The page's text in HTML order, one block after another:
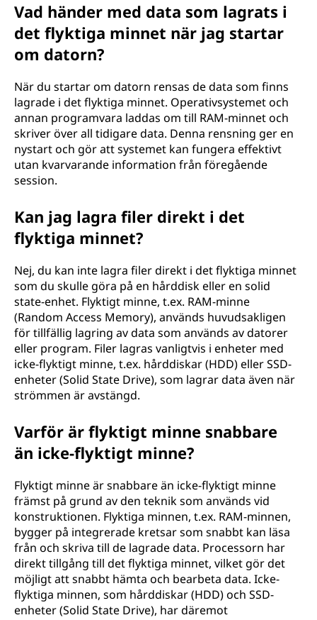
Vad händer med data som lagrats i
det flyktiga minnet när jag startar
om datorn?
När du startar om datorn rensas de data som finns
lagrade i det flyktiga minnet. Operativsystemet och
annan programvara laddas om till RAM-minnet och
skriver över all tidigare data. Denna rensning ger en
nystart och gör att systemet kan fungera effektivt
utan kvarvarande information från föregående
session.
Kan jag lagra filer direkt i det
flyktiga minnet?
Nej, du kan inte lagra filer direkt i det flyktiga minnet
som du skulle göra på en hårddisk eller en solid
state-enhet. Flyktigt minne, t.ex. RAM-minne
(Random Access Memory), används huvudsakligen
för tillfällig lagring av data som används av datorer
eller program. Filer lagras vanligtvis i enheter med
icke-flyktigt minne, t.ex. hårddiskar (HDD) eller SSD-
enheter (Solid State Drive), som lagrar data även när
strömmen är avstängd.
Varför är flyktigt minne snabbare
än icke-flyktigt minne?
Flyktigt minne är snabbare än icke-flyktigt minne
främst på grund av den teknik som används vid
konstruktionen. Flyktiga minnen, t.ex. RAM-minnen,
bygger på integrerade kretsar som snabbt kan läsa
från och skriva till de lagrade data. Processorn har
direkt tillgång till det flyktiga minnet, vilket gör det
möjligt att snabbt hämta och bearbeta data. Icke-
flyktiga minnen, som hårddiskar (HDD) och SSD-
enheter (Solid State Drive), har däremot